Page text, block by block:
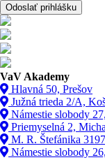
Odoslať prihlášku
VaV Akademy
Hlavná 50, Prešov
Južná trieda 2/A,
Námestie slobody
Priemyselná 2,
M. R. Štefánika
Námestie slobody